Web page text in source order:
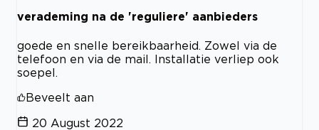
verademing na de 'reguliere' aanbieders
goede en snelle bereikbaarheid. Zowel via de
telefoon en via de mail. Installatie verliep ook
soepel.
Beveelt aan
20 August 2022